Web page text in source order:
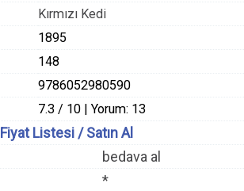
Kırmızı Kedi
1895
148
9786052980590
7.3 / 10 | Yorum: 13
Fiyat Listesi / Satın Al
bedava al
*